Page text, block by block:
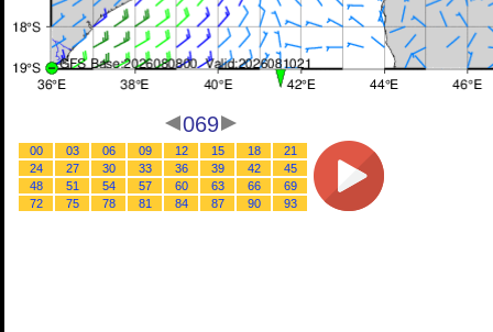
069
00 03 06 09 12 15 18
21
24
27 30 33 36 39 42
45
48
51 54 57 60 63 66
69
72
75 78 81 84 87 90 93